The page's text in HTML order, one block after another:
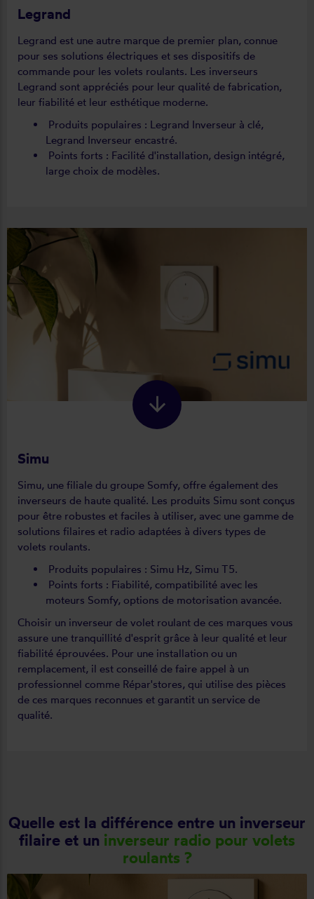
Legrand
Legrand est une autre marque de premier plan, connue
pour ses solutions électriques et ses dispositifs de
commande pour les volets roulants. Les inverseurs
Legrand sont appréciés pour leur qualité de fabrication,
leur fiabilité et leur esthétique moderne.
Produits populaires : Legrand Inverseur à clé,
Legrand Inverseur encastré.
Points forts : Facilité d'installation, design intégré,
large choix de modèles.
Simu
Simu, une filiale du groupe Somfy, offre également des
inverseurs de haute qualité. Les produits Simu sont conçus
pour être robustes et faciles à utiliser, avec une gamme de
solutions filaires et radio adaptées à divers types de
volets roulants.
Produits populaires : Simu Hz, Simu T5.
Points forts : Fiabilité, compatibilité avec les
moteurs Somfy, options de motorisation avancée.
Choisir un inverseur de volet roulant de ces marques vous
assure une tranquillité d'esprit grâce à leur qualité et leur
fiabilité éprouvées. Pour une installation ou un
remplacement, il est conseillé de faire appel à un
professionnel comme Répar'stores, qui utilise des pièces
de ces marques reconnues et garantit un service de
qualité.
Quelle est la différence entre un inverseur
filaire et un inverseur radio pour volets
roulants ?